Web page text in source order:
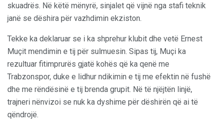
skuadrës. Në këtë mënyrë, sinjalet që vijnë nga stafi teknik
janë se dëshira për vazhdimin ekziston.
Tekke ka deklaruar se i ka shprehur klubit dhe vetë Ernest
Muçit mendimin e tij për sulmuesin. Sipas tij, Muçi ka
rezultuar fitimprurës gjatë kohës që ka qenë me
Trabzonspor, duke e lidhur ndikimin e tij me efektin në fushë
dhe me rëndësinë e tij brenda grupit. Në të njëjtën linjë,
trajneri nënvizoi se nuk ka dyshime për dëshirën që ai të
qëndrojë.